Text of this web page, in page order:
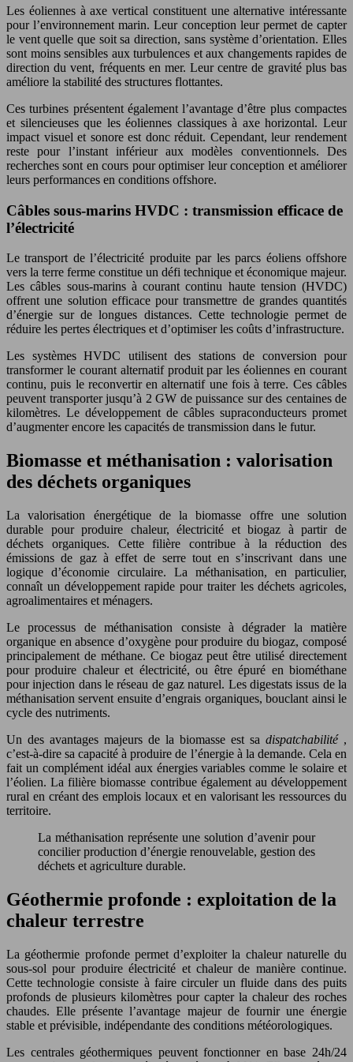
Les éoliennes à axe vertical constituent une alternative intéressante
pour l’environnement marin. Leur conception leur permet de capter
le vent quelle que soit sa direction, sans système d’orientation. Elles
sont moins sensibles aux turbulences et aux changements rapides de
direction du vent, fréquents en mer. Leur centre de gravité plus bas
améliore la stabilité des structures flottantes.
Ces turbines présentent également l’avantage d’être plus compactes
et silencieuses que les éoliennes classiques à axe horizontal. Leur
impact visuel et sonore est donc réduit. Cependant, leur rendement
reste pour l’instant inférieur aux modèles conventionnels. Des
recherches sont en cours pour optimiser leur conception et améliorer
leurs performances en conditions offshore.
Câbles sous-marins HVDC : transmission efficace de
l’électricité
Le transport de l’électricité produite par les parcs éoliens offshore
vers la terre ferme constitue un défi technique et économique majeur.
Les câbles sous-marins à courant continu haute tension (HVDC)
offrent une solution efficace pour transmettre de grandes quantités
d’énergie sur de longues distances. Cette technologie permet de
réduire les pertes électriques et d’optimiser les coûts d’infrastructure.
Les systèmes HVDC utilisent des stations de conversion pour
transformer le courant alternatif produit par les éoliennes en courant
continu, puis le reconvertir en alternatif une fois à terre. Ces câbles
peuvent transporter jusqu’à 2 GW de puissance sur des centaines de
kilomètres. Le développement de câbles supraconducteurs promet
d’augmenter encore les capacités de transmission dans le futur.
Biomasse et méthanisation : valorisation
des déchets organiques
La valorisation énergétique de la biomasse offre une solution
durable pour produire chaleur, électricité et biogaz à partir de
déchets organiques. Cette filière contribue à la réduction des
émissions de gaz à effet de serre tout en s’inscrivant dans une
logique d’économie circulaire. La méthanisation, en particulier,
connaît un développement rapide pour traiter les déchets agricoles,
agroalimentaires et ménagers.
Le processus de méthanisation consiste à dégrader la matière
organique en absence d’oxygène pour produire du biogaz, composé
principalement de méthane. Ce biogaz peut être utilisé directement
pour produire chaleur et électricité, ou être épuré en biométhane
pour injection dans le réseau de gaz naturel. Les digestats issus de la
méthanisation servent ensuite d’engrais organiques, bouclant ainsi le
cycle des nutriments.
Un des avantages majeurs de la biomasse est sa dispatchabilité ,
c’est-à-dire sa capacité à produire de l’énergie à la demande. Cela en
fait un complément idéal aux énergies variables comme le solaire et
l’éolien. La filière biomasse contribue également au développement
rural en créant des emplois locaux et en valorisant les ressources du
territoire.
La méthanisation représente une solution d’avenir pour
concilier production d’énergie renouvelable, gestion des
déchets et agriculture durable.
Géothermie profonde : exploitation de la
chaleur terrestre
La géothermie profonde permet d’exploiter la chaleur naturelle du
sous-sol pour produire électricité et chaleur de manière continue.
Cette technologie consiste à faire circuler un fluide dans des puits
profonds de plusieurs kilomètres pour capter la chaleur des roches
chaudes. Elle présente l’avantage majeur de fournir une énergie
stable et prévisible, indépendante des conditions météorologiques.
Les centrales géothermiques peuvent fonctionner en base 24h/24